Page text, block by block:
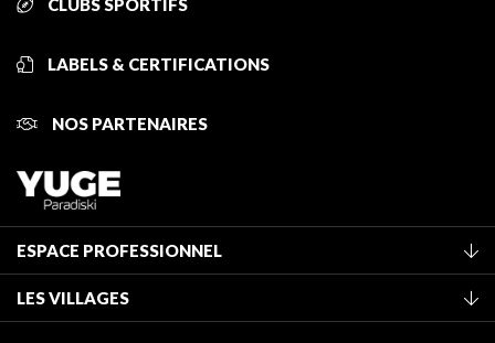
CLUBS SPORTIFS
LABELS & CERTIFICATIONS
NOS PARTENAIRES
ESPACE PROFESSIONNEL
Classement des meublés
LES VILLAGES